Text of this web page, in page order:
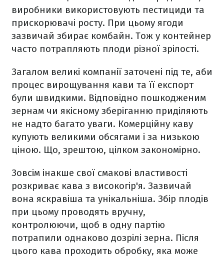
виробники використовують пестициди та
прискорювачі росту. При цьому ягоди
зазвичай збирає комбайн. Тож у контейнер
часто потрапляють плоди різної зрілості.
Загалом великі компанії заточені під те, аби
процес вирощування кави та її експорт
були швидкими. Відповідно пошкодженим
зернам чи якісному зберіганню приділяють
не надто багато уваги. Комерційну каву
купують великими обсягами і за низькою
ціною. Що, зрештою, цілком закономірно.
Зовсім інакше свої смакові властивості
розкриває кава з високогір'я. Зазвичай
вона яскравіша та унікальніша. Збір плодів
при цьому проводять вручну,
контролюючи, щоб в одну партію
потрапили однаково дозрілі зерна. Після
цього кава проходить обробку, яка може